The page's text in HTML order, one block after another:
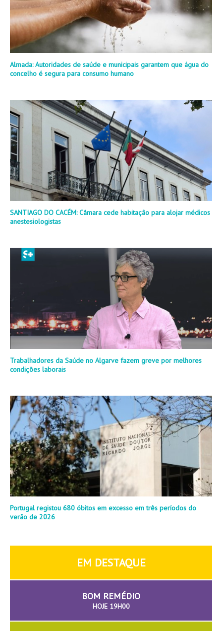
Almada: Autoridades de saúde e municipais garantem que água do
concelho é segura para consumo humano
SANTIAGO DO CACÉM: Câmara cede habitação para alojar médicos
anestesiologistas
Trabalhadores da Saúde no Algarve fazem greve por melhores
condições laborais
Portugal registou 680 óbitos em excesso em três períodos do
verão de 2026
EM DESTAQUE
BOM REMÉDIO
HOJE 19H00